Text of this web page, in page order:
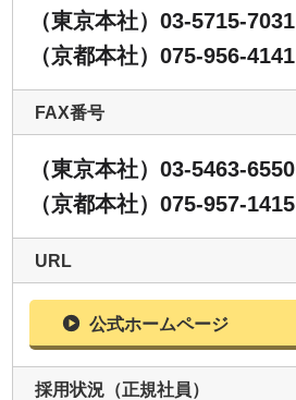
（東京本社）03-5715-7031
（京都本社）075-956-4141
FAX番号
（東京本社）03-5463-6550
（京都本社）075-957-1415
URL
公式ホームページ
採用状況（正規社員）